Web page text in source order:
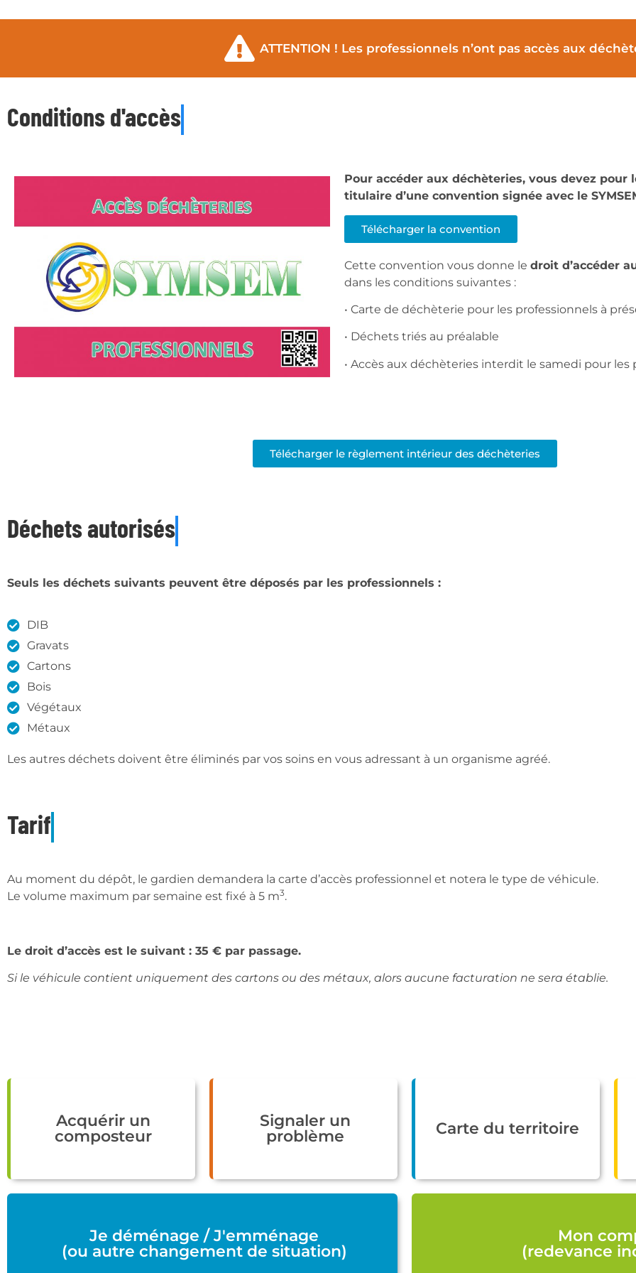
ATTENTION ! Les professionnels n’ont pas accès aux
Conditions d'accès
Pour accéder aux déchèteries, vous devez pour
titulaire d’une convention signée avec le
Télécharger la convention
Cette convention vous donne le droit d’accéder
dans les conditions suivantes :
• Carte de déchèterie pour les professionnels à
• Déchets triés au préalable
• Accès aux déchèteries interdit le samedi pour les
Télécharger le règlement intérieur des déchèteries
Déchets autorisés
Seuls les déchets suivants peuvent être déposés par les professionnels :
DIB
Gravats
Cartons
Bois
Végétaux
Métaux
Les autres déchets doivent être éliminés par vos soins en vous adressant à un organisme agréé.
Tarif
Au moment du dépôt, le gardien demandera la carte d’accès professionnel et notera le type de véhicule.
Le volume maximum par semaine est fixé à 5 m3.
Le droit d’accès est le suivant : 35 € par passage.
Si le véhicule contient uniquement des cartons ou des métaux, alors aucune facturation ne sera établie.
Acquérir un
composteur
Signaler un
problème
Carte du territoire
Je déménage / J'emménage
(ou autre changement de situation)
Mon
(redevance